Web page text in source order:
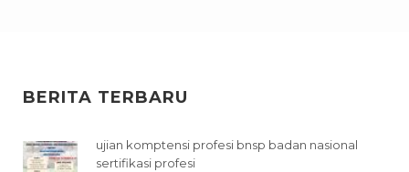
BERITA TERBARU
ujian komptensi profesi bnsp badan nasional
sertifikasi profesi